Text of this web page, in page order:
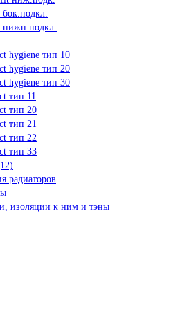
нижн.подкл.
hygiene тип 10
hygiene тип 20
hygiene тип 30
тип 11
тип 20
тип 21
тип 22
тип 33
радиаторов
изоляции к ним и тэны